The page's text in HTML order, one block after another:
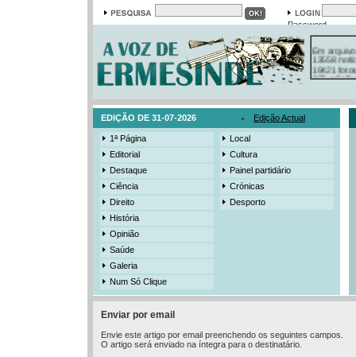
Password
Em arquivo
13558
19421
385
EDIÇÃO DE 31-07-2026 Edição Actual
1ª Página
Editorial
Destaque
Ciência
Direito
História
Opinião
Saúde
Galeria
Num Só Clique
Local
Cultura
Painel partidário
Crónicas
Desporto
Enviar por email
Envie este artigo por email preenchendo os seguintes campos.
O artigo será enviado na íntegra para o destinatário.